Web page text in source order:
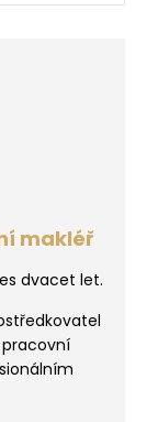
makléř
dvacet let.